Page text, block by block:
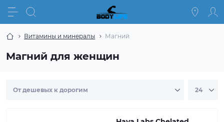
Витамины и минералы Магний
Магний для женщин